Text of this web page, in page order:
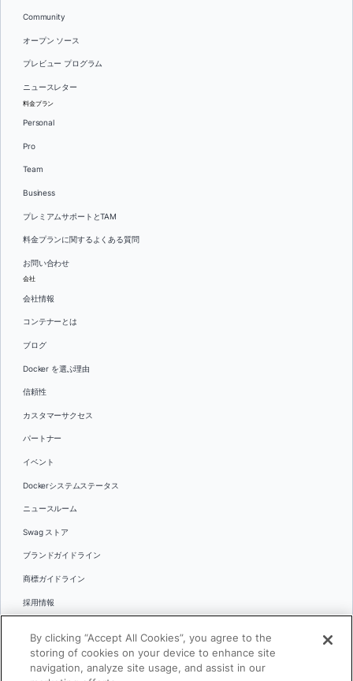
Community
オープン ソース
プレビュー プログラム
ニュースレター
料金プラン
Personal
Pro
Team
Business
プレミアムサポートとTAM
料金プランに関するよくある質問
お問い合わせ
会社
会社情報
コンテナーとは
ブログ
Docker を選ぶ理由
信頼性
カスタマーサクセス
パートナー
イベント
Dockerシステムステータス
ニュースルーム
Swag ストア
ブランドガイドライン
商標ガイドライン
採用情報
言語By clicking “Accept All Cookies”, you agree to the
storing of cookies on your device to enhance site
navigation, analyze site usage, and assist in our